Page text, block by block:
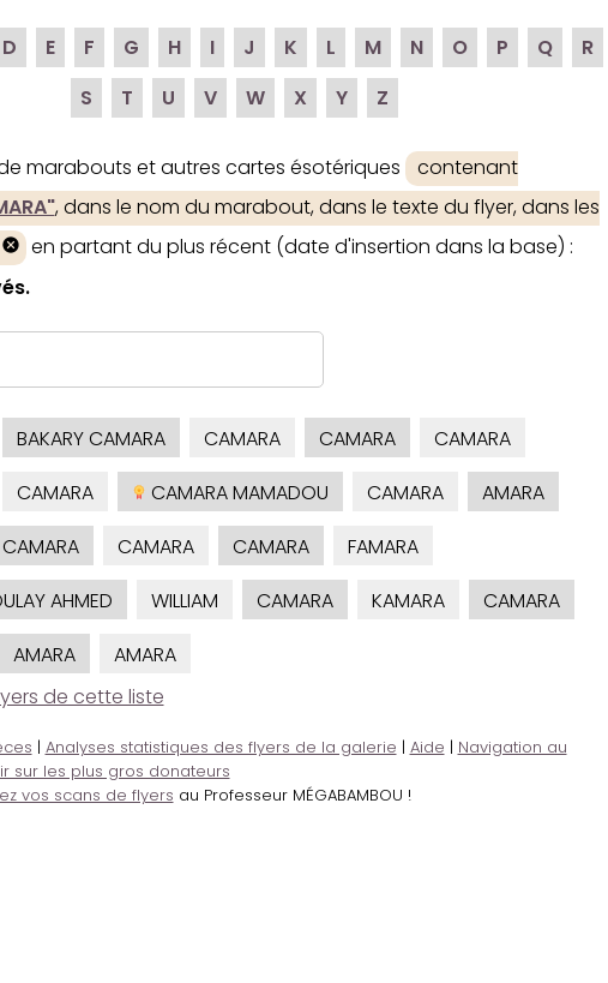
D E F G H I J K L M N O P Q
R
S
T U V W X Y Z
marabouts et autres cartes ésotériques
contenant
, dans le nom du marabout, dans le texte du flyer, dans les
en partant du plus récent (date d'insertion dans la base) :
BAKARY CAMARA CAMARA CAMARA
CAMARA
CAMARA CAMARA MAMADOU CAMARA
AMARA
CAMARA CAMARA CAMARA
FAMARA
AHMED
WILLIAM CAMARA KAMARA
CAMARA
AMARA
AMARA
de cette liste
| Analyses statistiques des flyers de la galerie | Aide | Navigation au
sur les plus gros donateurs
vos scans de flyers au Professeur MÉGABAMBOU !